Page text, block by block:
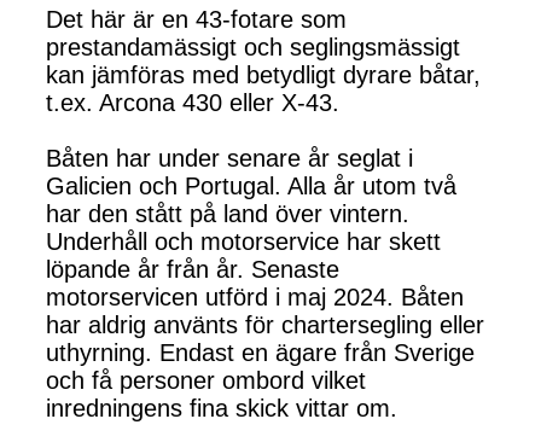
Det här är en 43-fotare som
prestandamässigt och seglingsmässigt
kan jämföras med betydligt dyrare båtar,
t.ex. Arcona 430 eller X-43.
Båten har under senare år seglat i
Galicien och Portugal. Alla år utom två
har den stått på land över vintern.
Underhåll och motorservice har skett
löpande år från år. Senaste
motorservicen utförd i maj 2024. Båten
har aldrig använts för chartersegling eller
uthyrning. Endast en ägare från Sverige
och få personer ombord vilket
inredningens fina skick vittar om.